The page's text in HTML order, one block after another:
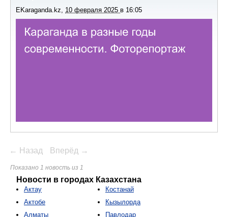
EKaraganda.kz, 10 февраля 2025 в 16:05
← Назад Вперёд →
Показано 1 новость из 1
Новости в городах Казахстана
Актау
Актобе
Алматы
Костанай
Кызылорда
Павлодар